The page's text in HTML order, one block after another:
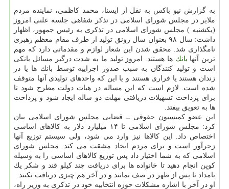
به گزارش نیو باكس به نقل از ایسنا، محمد كاظمی، نماینده مردم
ملایر در مجلس شورای اسلامی در تذكر شفاهی جلسه علنی امروز
(یكشنبه ) مجلس شورای اسلامی در تذكری به رئیس جمهور، اظهار
داشت: سال ۹۸ بعنوان سال رونق تولید از طرف مقام معظم رهبری
نامگذاری شد. محقق شدن این شعار لوازم و مقدماتی دارد كه مهم
ترین آنها بانك ها هستند. امروز تولید ما به شدت درگیر مسائل بانكی
است و تولید كنندگان به سبب صدور اجراییه توسط بانك ها یا در
زندان هستند یا فراری هستند و یا این كه واحدهای تولیدی آنها متوقف
شده است. لازم است كه این مساله در هیات دولت مطرح شود تا
برای پرداخت تسهیلات دریافتی مهلت دو ساله ایجاد شود و پرداخت
ها به تعویق بیفتد.
این عضو كمیسیون حقوقی ــ قضایی مجلس شورای اسلامی بیان
كرد: مجلس شورای اسلامی تا ۱۴ میلیارد دلار به كالاهای اساسی
اختصاص داد. این كالاها نیز وارد می شود، ولی سیستم توزیع آنها
زجرآور است و برای مردم ایجاد مشقت می كند. مجلس شورای
اسلامی كه به شما اختیار داد پس توزیع كالاهای اساسی را به وسیله
كوپن انجام دهید تا خانواده ها برای دریافت چند كیلو قند و شكر یك
بامداد تا پس از ظهر در صف نمانند و در آخر هم چیزی دریافت نكنند.
او در آخر با اشاره مشكلات حوزه انتخابیه خود در تذكری به وزیر راه،